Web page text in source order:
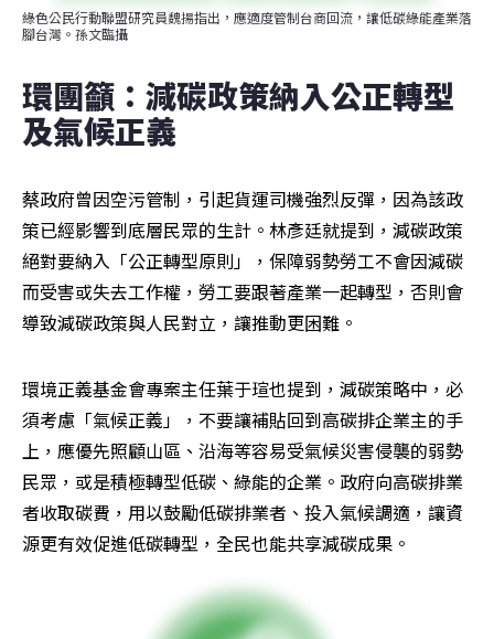
綠色公民行動聯盟研究員魏揚指出，應適度管制台商回流，讓低碳綠能產業落
腳台灣。孫文臨攝
環團籲：減碳政策納入公正轉型
及氣候正義
蔡政府曾因空污管制，引起貨運司機強烈反彈，因為該政
策已經影響到底層民眾的生計。林彥廷就提到，減碳政策
絕對要納入「公正轉型原則」，保障弱勢勞工不會因減碳
而受害或失去工作權，勞工要跟著產業一起轉型，否則會
導致減碳政策與人民對立，讓推動更困難。
環境正義基金會專案主任葉于瑄也提到，減碳策略中，必
須考慮「氣候正義」，不要讓補貼回到高碳排企業主的手
上，應優先照顧山區、沿海等容易受氣候災害侵襲的弱勢
民眾，或是積極轉型低碳、綠能的企業。政府向高碳排業
者收取碳費，用以鼓勵低碳排業者、投入氣候調適，讓資
源更有效促進低碳轉型，全民也能共享減碳成果。